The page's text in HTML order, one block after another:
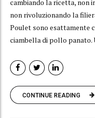
cambiando la ricetta, non
non rivoluzionando la
Poulet sono esattamente
ciambella di pollo panato.
CONTINUE READING